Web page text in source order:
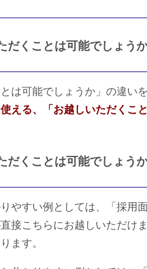
だくことは可能でしょう
は可能でしょうか」の違い
える、「お越しいただくこ
だくことは可能でしょう
やすい例としては、「採用
接こちらにお越しいただけ
ます。